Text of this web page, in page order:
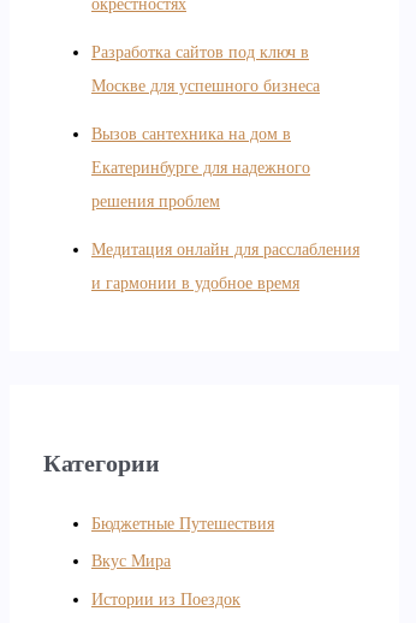
окрестностях
Разработка сайтов под ключ в
Москве для успешного бизнеса
Вызов сантехника на дом в
Екатеринбурге для надежного
решения проблем
Медитация онлайн для расслабления
и гармонии в удобное время
Категории
Бюджетные Путешествия
Вкус Мира
Истории из Поездок